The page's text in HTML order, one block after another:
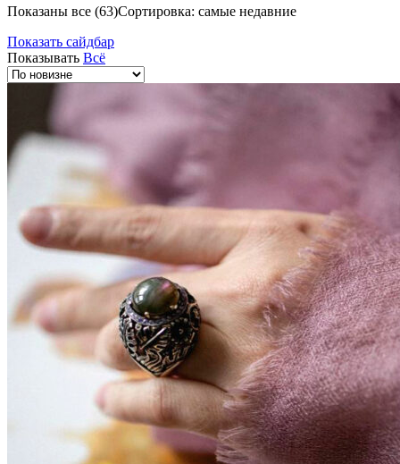
Показаны все (63)Сортировка: самые недавние
Показать сайдбар
Показывать Всё